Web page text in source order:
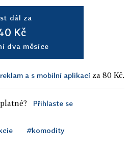
dál za
Kč
dva měsíce
a s mobilní aplikací za 80 Kč.
Přihlaste se
#komodity